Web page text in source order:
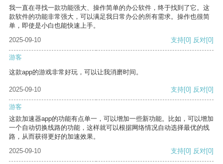
我一直在寻找一款功能强大、操作简单的办公软件，终于找到了它。这
款软件的功能非常强大，可以满足我日常办公的所有需求。操作也很简
单，即使是小白也能快速上手。
2025-09-10
支持[0] 反对[0]
游客
这款app的游戏非常好玩，可以让我消磨时间。
2025-09-10 支持[0] 反对[0]
游客
这款加速器app的功能有点单一，可以增加一些新功能。比如，可以增加
一个自动切换线路的功能，这样就可以根据网络情况自动选择最优的线
路，从而获得更好的加速效果。
2025-09-10
支持[0] 反对[0]